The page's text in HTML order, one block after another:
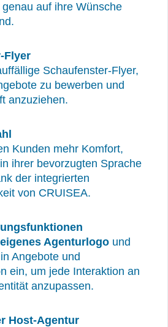
auf ihre Wünsche
Flyer
Schaufenster-Flyer,
zu bewerben und
anzuziehen.
Kunden mehr Komfort,
ihrer bevorzugten Sprache
der integrierten
von CRUISEA.
eigenes Agenturlogo und
in Angebote und
ein, um jede Interaktion an
anzupassen.
Host-Agentur